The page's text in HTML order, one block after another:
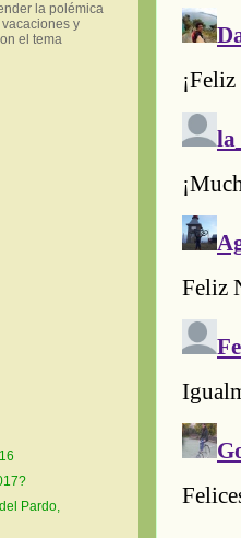
la polémica
y
el tema
Pardo,